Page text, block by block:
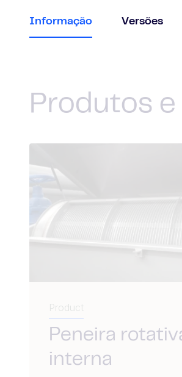
Informação Versões
Produtos
Product
Peneira
interna